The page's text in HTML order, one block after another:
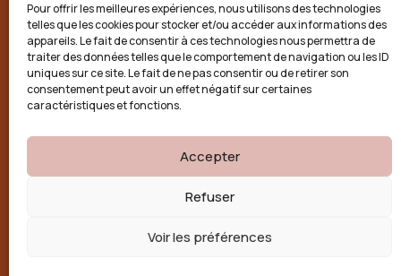
Pour offrir les meilleures expériences, nous utilisons des technologies
telles que les cookies pour stocker et/ou accéder aux informations des
appareils. Le fait de consentir à ces technologies nous permettra de
traiter des données telles que le comportement de navigation ou les ID
uniques sur ce site. Le fait de ne pas consentir ou de retirer son
consentement peut avoir un effet négatif sur certaines
caractéristiques et fonctions.
Accepter
Refuser
Voir les préférences
Politique de confidentialité
Conditions générales